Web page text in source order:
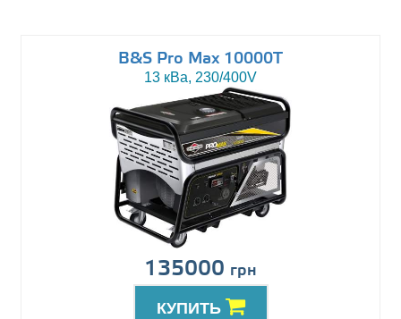
B&S Pro Max 10000T
13 кВа, 230/400V
135000 грн
КУПИТЬ